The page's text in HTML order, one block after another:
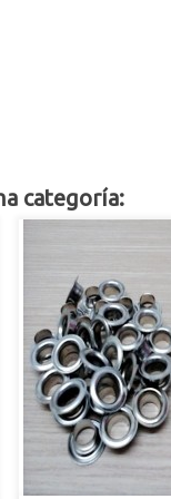
categoría: